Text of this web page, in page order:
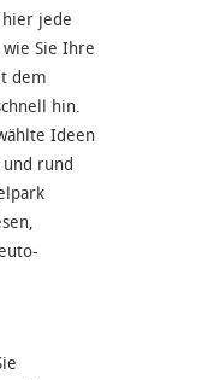
hier jede
Sie Ihre
dem
hin.
Ideen
rund